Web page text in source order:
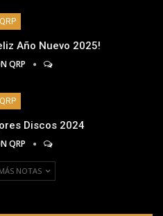
QRP
Año Nuevo 2025!
QRP
QRP
Discos 2024
QRP
NOTAS